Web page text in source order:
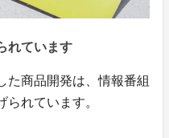
れています
た商品開発は、情報番組
れています。